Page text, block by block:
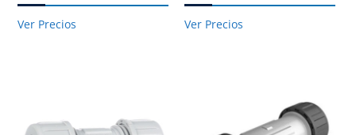
Ver Precios Ver Precios